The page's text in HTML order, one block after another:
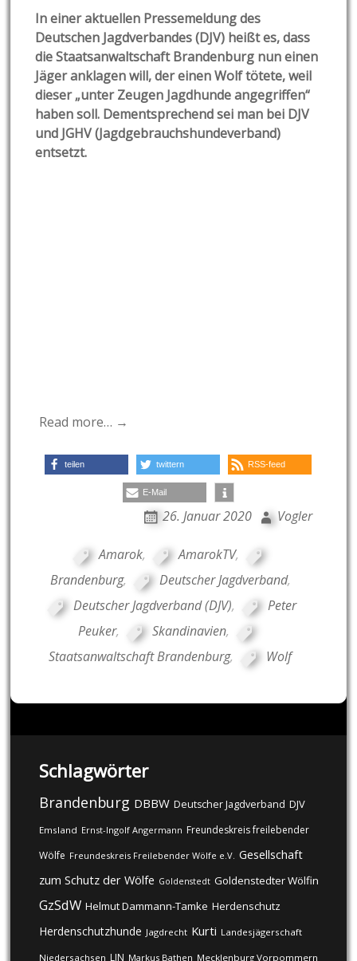
In einer aktuellen Pressemeldung des
Deutschen Jagdverbandes (DJV) heißt es, dass
die Staatsanwaltschaft Brandenburg nun einen
Jäger anklagen will, der einen Wolf tötete, weil
dieser „unter Zeugen Jagdhunde angegriffen“
haben soll. Dementsprechend sei man bei DJV
und JGHV (Jagdgebrauchshundeverband)
entsetzt.
Read more… →
teilen twittern RSS-feed
E-Mail
26. Januar 2020 Vogler
Amarok, AmarokTV,
Brandenburg, Deutscher Jagdverband,
Deutscher Jagdverband (DJV),
Peter
Peuker, Skandinavien,
Staatsanwaltschaft Brandenburg, Wolf
Schlagwörter
Brandenburg DBBW Deutscher Jagdverband DJV
Emsland Ernst-Ingolf Angermann Freundeskreis freilebender
Wölfe Freundeskreis Freilebender Wölfe e.V. Gesellschaft
zum Schutz der Wölfe Goldenstedt Goldenstedter Wölfin
GzSdW Helmut Dammann-Tamke Herdenschutz
Herdenschutzhunde Jagdrecht Kurti Landesjägerschaft
Niedersachsen LJN Markus Bathen Mecklenburg Vorpommern